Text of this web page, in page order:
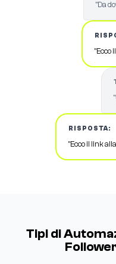
"Da
"Ecco
RISPOSTA:
"Ecco il link
Tipi di